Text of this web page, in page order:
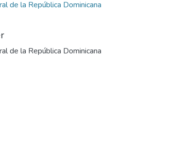
de la República Dominicana
de la República Dominicana